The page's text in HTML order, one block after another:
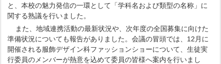
と、本校の魅力発信の一環として「学科名および類型の名称」に
関する熟議を行いました。
また、地域連携活動の最新状況や、次年度の全国募集に向けた
準備状況についても報告がありました。会議の冒頭では、12月に
開催される服飾デザイン科ファッションショーについて、生徒実
行委員のメンバーが熱意を込めて委員の皆様へ案内を行いまし